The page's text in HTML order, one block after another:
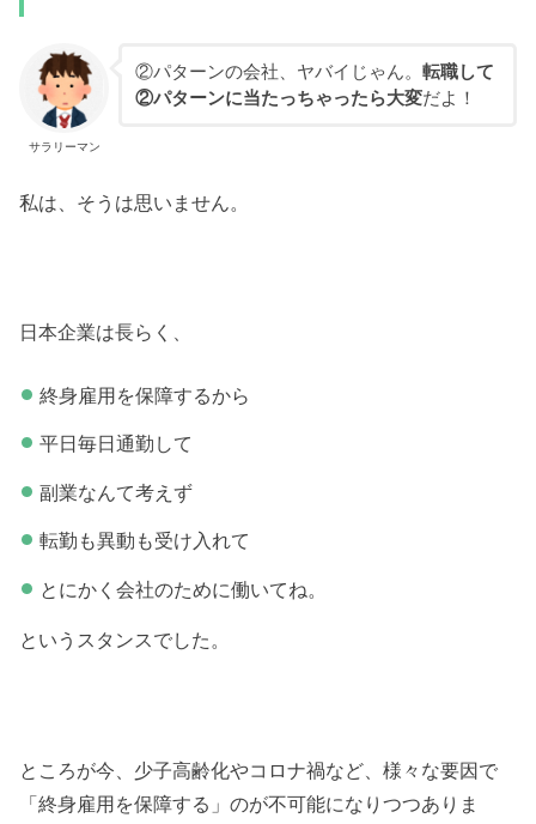
サラリーマン
②パターンの会社、ヤバイじゃん。 転職して
②パターンに当たっちゃったら大変だよ！
私は、そうは思いません。
日本企業は長らく、
終身雇用を保障するから
平日毎日通勤して
副業なんて考えず
転勤も異動も受け入れて
とにかく会社のために働いてね。
というスタンスでした。
ところが今、少子高齢化やコロナ禍など、様々な要因で
「終身雇用を保障する」のが不可能になりつつありま